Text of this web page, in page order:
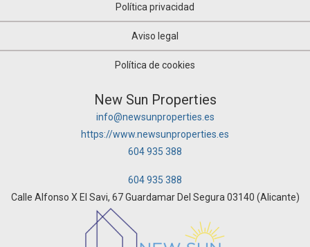
Política privacidad
Aviso legal
Política de cookies
New Sun Properties
info@newsunproperties.es
https://www.newsunproperties.es
604 935 388
604 935 388
Calle Alfonso X El Savi, 67 Guardamar Del Segura 03140 (Alicante)